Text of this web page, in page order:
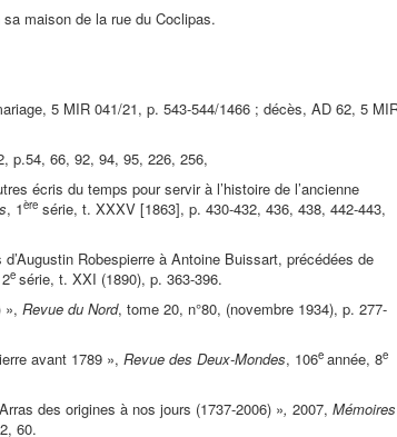
maison de la rue du Coclipas.
5 MIR 041/21, p. 543-544/1466 ; décès, AD 62, 5
p.54, 66, 92, 94, 95, 226, 256,
écris du temps pour servir à l’histoire de l’ancienne
, 1ère série, t. XXXV [1863], p. 430-432, 436, 438, 442-443,
Robespierre à Antoine Buissart, précédées de
e série, t. XXI (1890), p. 363-396.
», Revue du Nord, tome 20, n°80, (novembre 1934), p. 277-
avant 1789 », Revue des Deux-Mondes, 106e année, 8e
des origines à nos jours (1737-2006) », 2007, Mémoires
60.